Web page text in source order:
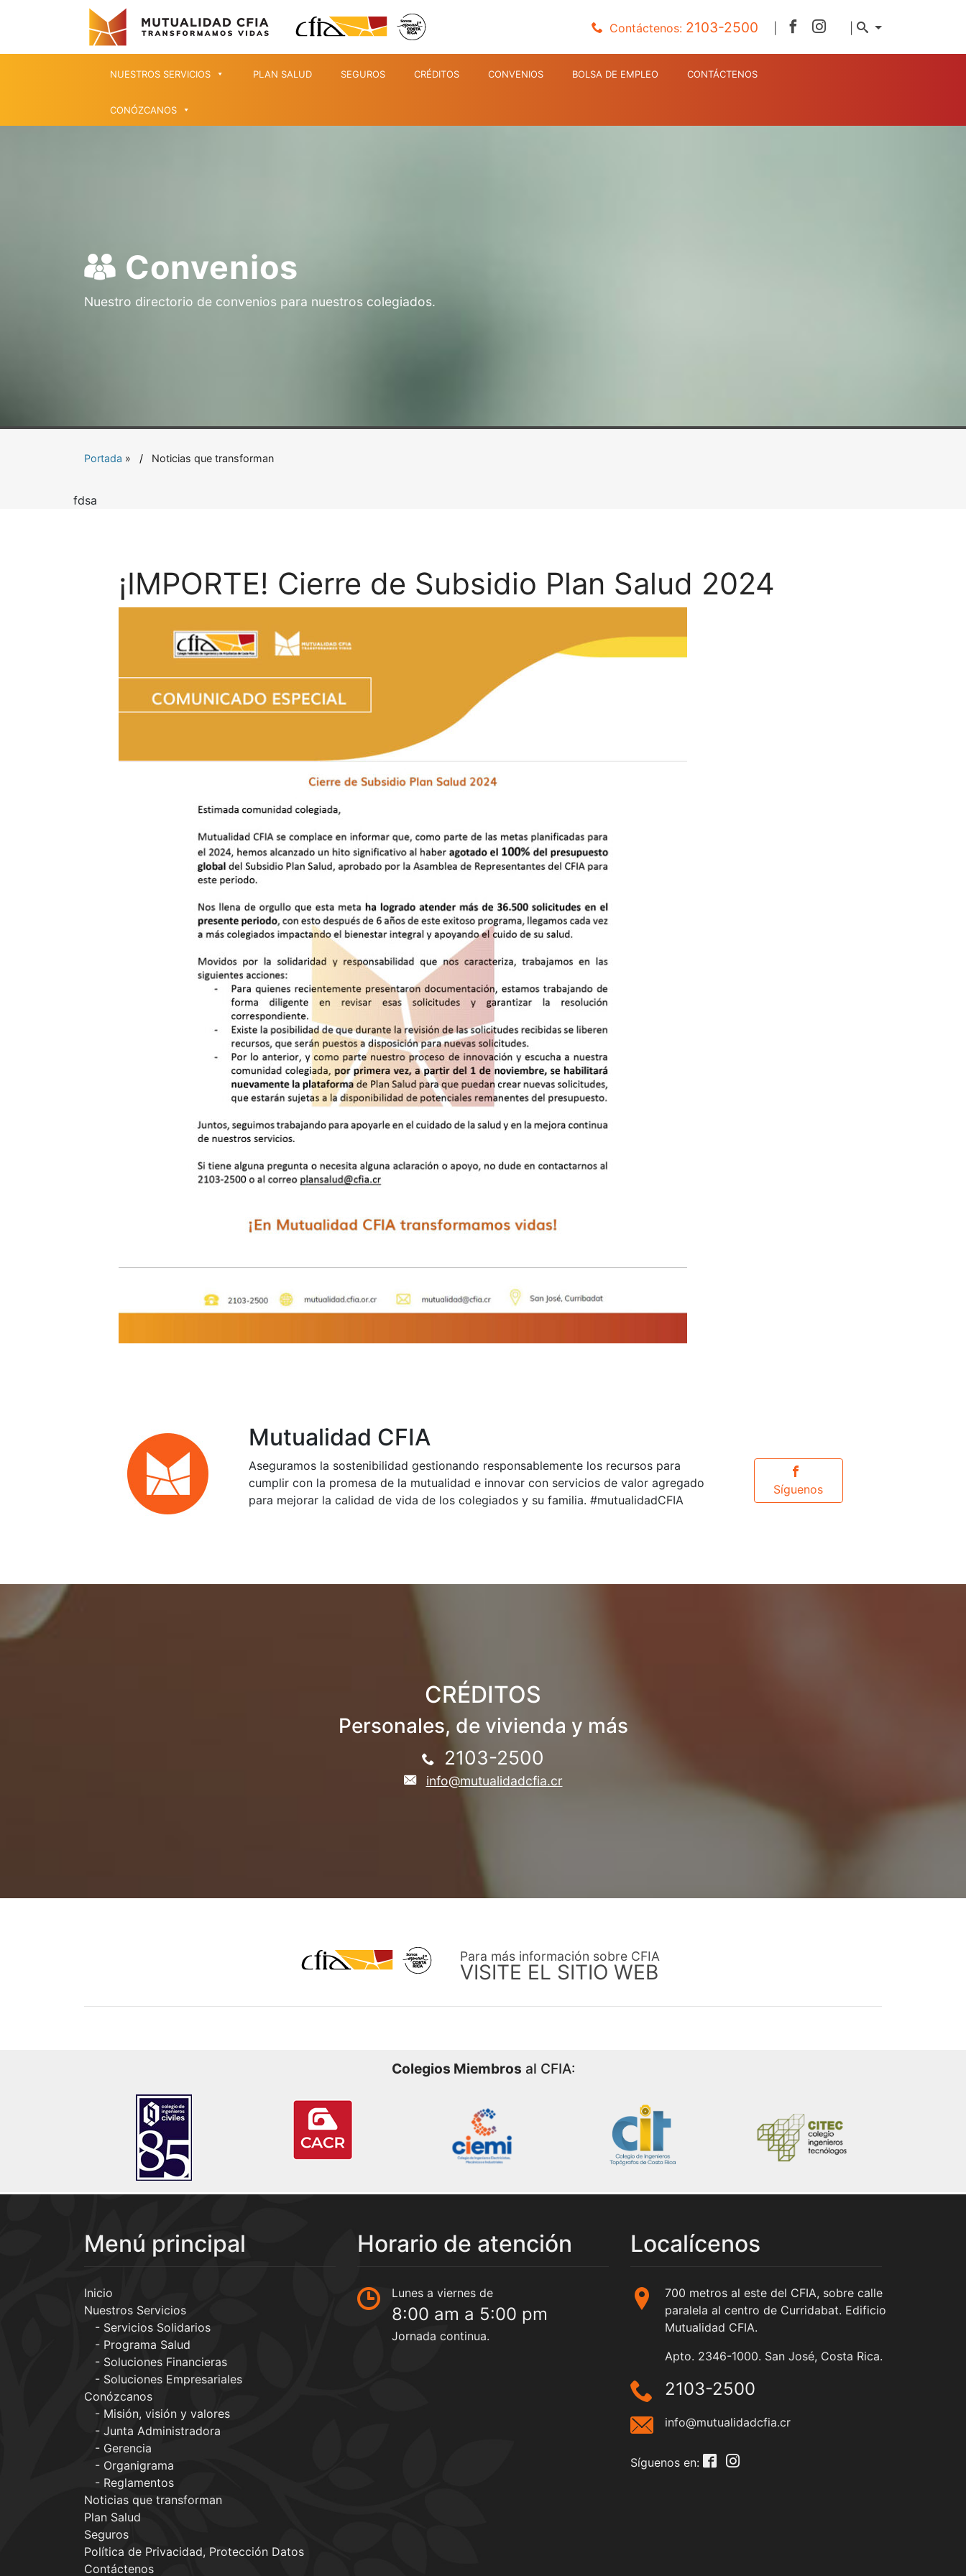
Contáctenos: 2103-2500 |
NUESTROS SERVICIOS PLAN SALUD SEGUROS CRÉDITOS CONVENIOS BOLSA DE EMPLEO CONTÁCTENOS
CONÓZCANOS
Convenios
Nuestro directorio de convenios para nuestros colegiados.
Portada » Noticias que transforman
fdsa
¡IMPORTE! Cierre de Subsidio Plan Salud 2024
Mutualidad CFIA
Aseguramos la sostenibilidad gestionando responsablemente los recursos para
cumplir con la promesa de la mutualidad e innovar con servicios de valor agregado
para mejorar la calidad de vida de los colegiados y su familia. #mutualidadCFIA
Síguenos
CRÉDITOS
Personales, de vivienda y más
2103-2500
info@mutualidadcfia.cr
Para más información sobre CFIA
VISITE EL SITIO WEB
Colegios Miembros al CFIA:
Menú principal
Inicio
Nuestros Servicios
Servicios Solidarios
Programa Salud
Soluciones Financieras
Soluciones Empresariales
Conózcanos
Misión, visión y valores
Junta Administradora
Gerencia
Organigrama
Reglamentos
Noticias que transforman
Plan Salud
Seguros
Política de Privacidad, Protección Datos
Contáctenos
Horario de atención
Lunes a viernes de
8:00 am a 5:00 pm
Jornada continua.
Localícenos
700 metros al este del CFIA, sobre calle
paralela al centro de Curridabat. Edificio
Mutualidad CFIA.
Apto. 2346-1000. San José, Costa Rica.
2103-2500
info@mutualidadcfia.cr
Síguenos en: